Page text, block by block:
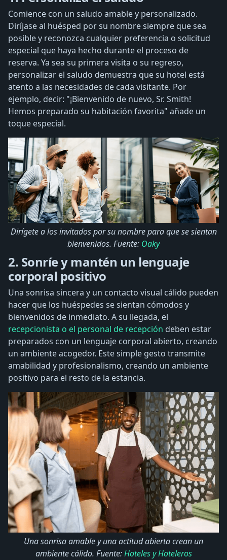
Comience con un saludo amable y personalizado.
Diríjase al huésped por su nombre siempre que sea
posible y reconozca cualquier preferencia o solicitud
especial que haya hecho durante el proceso de
reserva. Ya sea su primera visita o su regreso,
personalizar el saludo demuestra que su hotel está
atento a las necesidades de cada visitante. Por
ejemplo, decir: "¡Bienvenido de nuevo, Sr. Smith!
Hemos preparado su habitación favorita" añade un
toque especial.
Dirígete a los invitados por su nombre para que se sientan
bienvenidos. Fuente: Oaky
2. Sonríe y mantén un lenguaje
corporal positivo
Una sonrisa sincera y un contacto visual cálido pueden
hacer que los huéspedes se sientan cómodos y
bienvenidos de inmediato. A su llegada, el
recepcionista o el personal de recepción deben estar
preparados con un lenguaje corporal abierto, creando
un ambiente acogedor. Este simple gesto transmite
amabilidad y profesionalismo, creando un ambiente
positivo para el resto de la estancia.
Una sonrisa amable y una actitud abierta crean un
ambiente cálido. Fuente:Hoteles y Hoteleros